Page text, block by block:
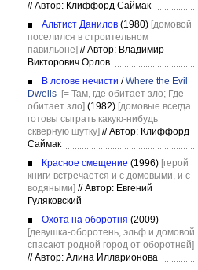
//Автор: Клиффорд Саймак
Альтист Данилов (1980) [домовой
поселился в строительном
павильоне] //Автор: Владимир
Викторович Орлов
В логове нечисти /Where the Evil
Dwells [= Там, где обитает зло; Где
обитает зло] (1982) [домовые всегда
готовы сыграть какую-нибудь
скверную шутку] //Автор: Клиффорд
Саймак
Красное смещение (1996) [герой
книги встречается и с домовыми, и с
водяными] //Автор: Евгений
Гуляковский
Охота на оборотня (2009)
[девушка-оборотень, эльф и домовой
спасают родной город от оборотней]
//Автор: Алина Илларионова